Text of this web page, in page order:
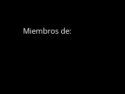
Miembros de: